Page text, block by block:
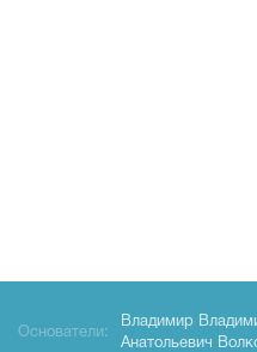
Основатели:
Владимир
Анатольевич